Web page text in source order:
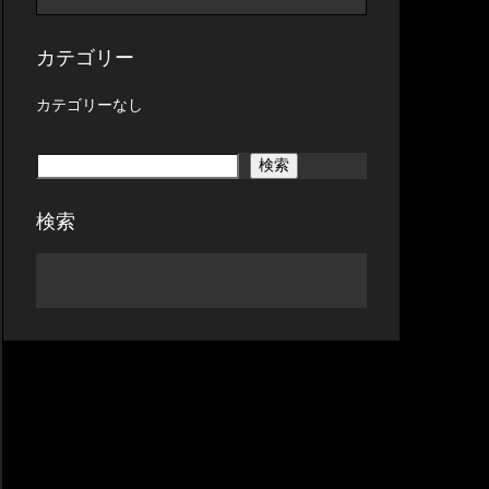
カテゴリー
カテゴリーなし
検索
検索